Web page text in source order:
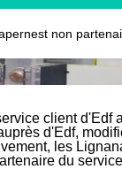
non
client d'Edf
d'Edf,
les
du